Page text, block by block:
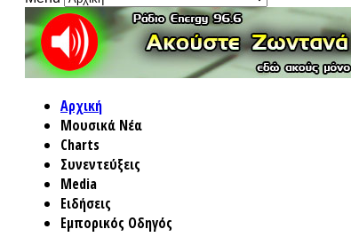
Αρχική
Μουσικά Νέα
Charts
Συνεντεύξεις
Media
Ειδήσεις
Εμπορικός Οδηγός